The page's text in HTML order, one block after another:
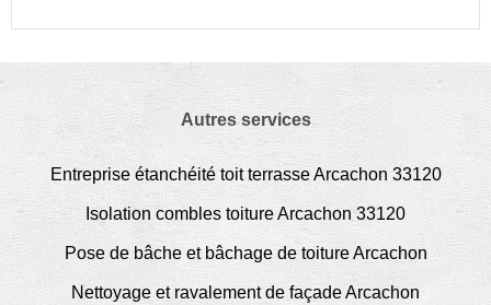
Autres services
Entreprise étanchéité toit terrasse Arcachon 33120
Isolation combles toiture Arcachon 33120
Pose de bâche et bâchage de toiture Arcachon
Nettoyage et ravalement de façade Arcachon